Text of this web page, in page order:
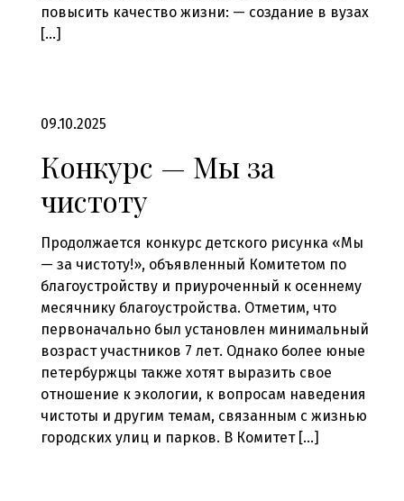
повысить качество жизни: — создание в вузах
[…]
09.10.2025
Конкурс — Мы за
чистоту
Продолжается конкурс детского рисунка «Мы
— за чистоту!», объявленный Комитетом по
благоустройству и приуроченный к осеннему
месячнику благоустройства. Отметим, что
первоначально был установлен минимальный
возраст участников 7 лет. Однако более юные
петербуржцы также хотят выразить свое
отношение к экологии, к вопросам наведения
чистоты и другим темам, связанным с жизнью
городских улиц и парков. В Комитет […]